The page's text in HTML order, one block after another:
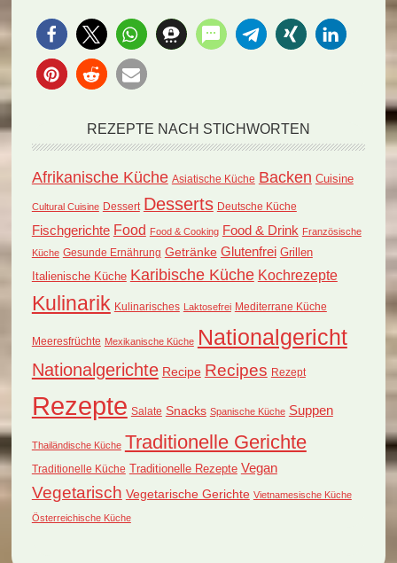
REZEPTE NACH STICHWORTEN
Afrikanische Küche Asiatische Küche Backen Cuisine
Cultural Cuisine Dessert Desserts Deutsche Küche
Fischgerichte Food Food & Cooking Food & Drink Französische
Küche Gesunde Ernährung Getränke Glutenfrei Grillen
Italienische Küche Karibische Küche Kochrezepte
Kulinarik Kulinarisches Laktosefrei Mediterrane Küche
Meeresfrüchte Mexikanische Küche Nationalgericht
Nationalgerichte Recipe Recipes Rezept
Rezepte Salate Snacks Spanische Küche Suppen
Thailändische Küche Traditionelle Gerichte
Traditionelle Küche Traditionelle Rezepte Vegan
Vegetarisch Vegetarische Gerichte Vietnamesische Küche
Österreichische Küche